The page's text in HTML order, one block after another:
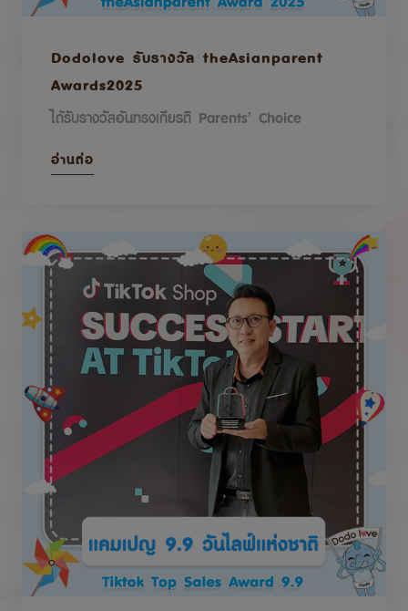
Dodolove รับรางวัล theAsianparent
Awards2025
ได้รับรางวัลอันทรงเกียรติ Parents’ Choice
อ่านต่อ